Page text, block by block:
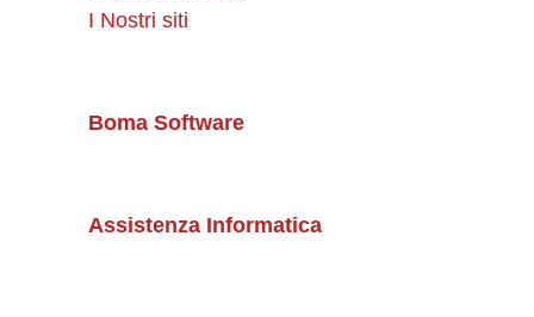
I Nostri siti
Boma Software
Assistenza Informatica